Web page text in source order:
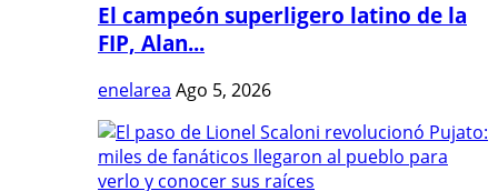
El campeón superligero latino de la
FIP, Alan...
enelarea Ago 5, 2026